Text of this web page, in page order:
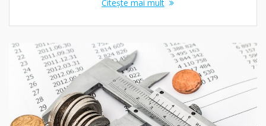
Citește mai mult